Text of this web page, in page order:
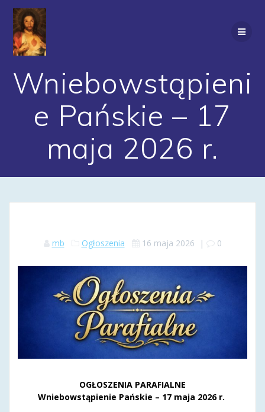
Wniebowstąpieni
e Pańskie – 17
maja 2026 r.
mb Ogłoszenia 16 maja 2026 | 0
OGŁOSZENIA PARAFIALNE
Wniebowstąpienie Pańskie – 17 maja 2026 r.